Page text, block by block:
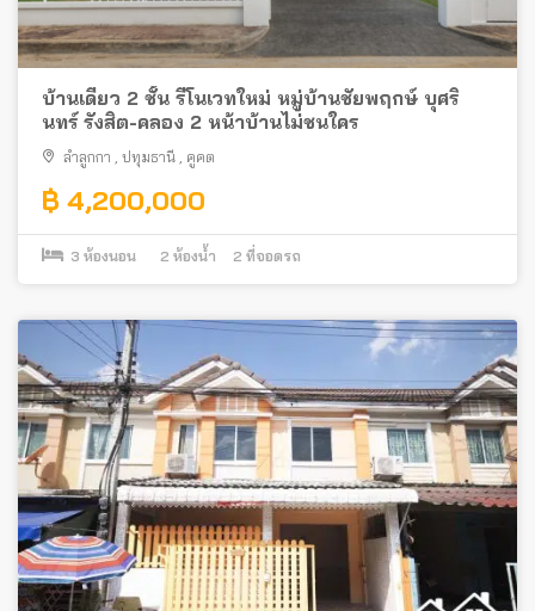
บ้านเดี่ยว 2 ชั้น รีโนเวทใหม่ หมู่บ้านชัยพฤกษ์ บุศริ
นทร์ รังสิต-คลอง 2 หน้าบ้านไม่ชนใคร
ลำลูกกา , ปทุมธานี , คูคต
฿ 4,200,000
3 ห้องนอน 2 ห้องน้ำ 2 ที่จอดรถ